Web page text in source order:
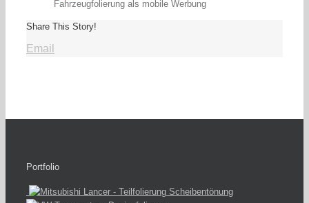
Fahrzeugfolierung als mobile Werbung
Share This Story!
Email
Portfolio